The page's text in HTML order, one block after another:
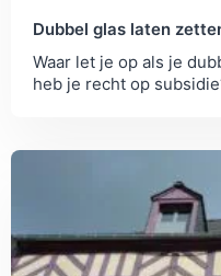
Dubbel glas laten
Waar let je op als je
heb je recht op